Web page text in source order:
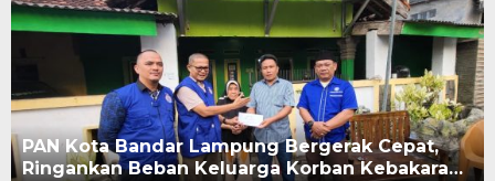
PAN Kota Bandar Lampung Bergerak Cepat,
Ringankan Beban Keluarga Korban Kebakara…